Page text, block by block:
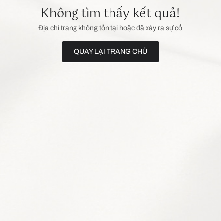
Không tìm thấy kết quả!
Địa chỉ trang không tồn tại hoặc đã xảy ra sự cố
QUAY LẠI TRANG CHỦ